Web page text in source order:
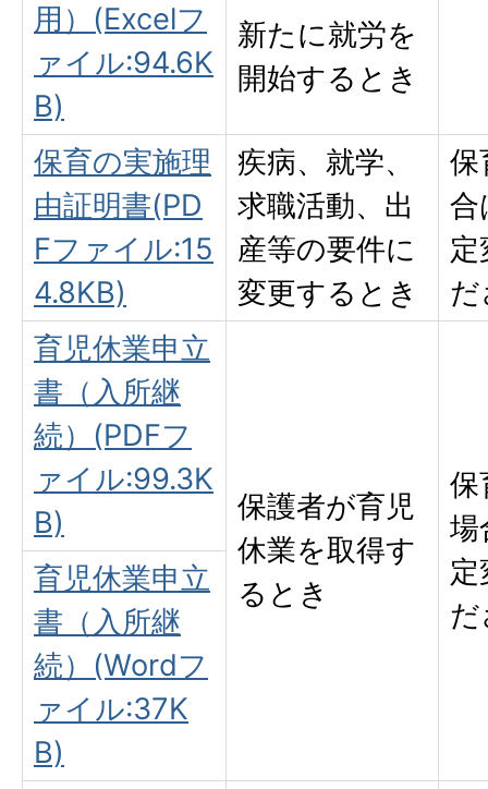
新たに就労を
開始するとき
用）(Excelフ
ァイル:94.6K
B)
保育の実施理
由証明書(PD
Fファイル:15
4.8KB)
疾病、就学、
求職活動、出
産等の要件に
変更するとき
保
合
だ
育児休業申立
書（入所継
続）(PDFフ
ァイル:99.3K
B)
保護者が育児
休業を取得す
るとき
保
場
だ
育児休業申立
書（入所継
続）(Wordフ
ァイル:37K
B)